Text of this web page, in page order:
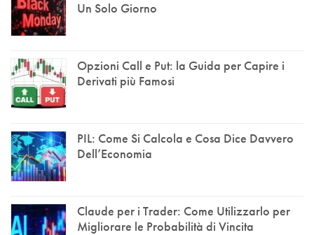
Un Solo Giorno
Opzioni Call e Put: la Guida per Capire i
Derivati più Famosi
PIL: Come Si Calcola e Cosa Dice Davvero
Dell’Economia
Claude per i Trader: Come Utilizzarlo per
Migliorare le Probabilità di Vincita